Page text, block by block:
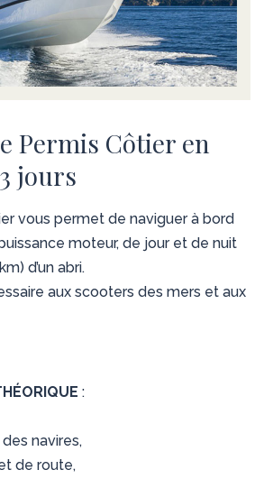
Permis Côtier en
jours
vous permet de naviguer à bord
moteur, de jour et de nuit
d’un abri.
aux scooters des mers et aux
:
navires,
de route,